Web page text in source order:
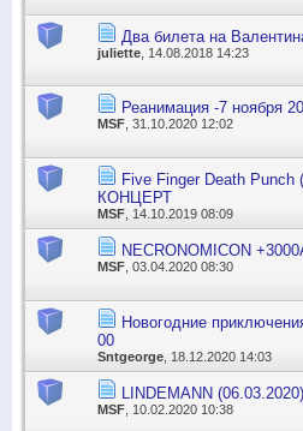
Два билета на
juliette , 14.08.2018 14:23
Реанимация -7 ноября
MSF, 31.10.2020 12:02
Five Finger Death
КОНЦЕРТ
MSF , 14.10.2019 08:09
NECRONOMICON
MSF , 03.04.2020 08:30
Новогодние
00
Sntgeorge , 18.12.2020 14:03
LINDEMANN
MSF , 10.02.2020 10:38